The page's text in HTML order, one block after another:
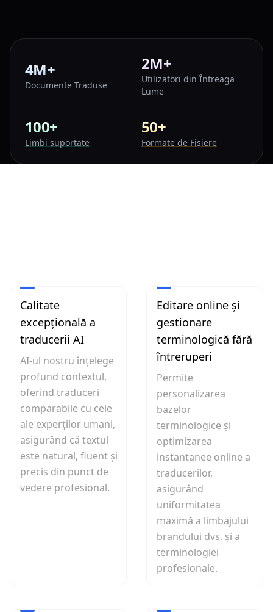
4M+
Documente Traduse
2M+
Utilizatori din Întreaga
Lume
100+
Limbi suportate
50+
Formate de Fișiere
Calitate
excepțională a
traducerii AI
AI-ul nostru înțelege
profund contextul,
oferind traduceri
comparabile cu cele
ale experților umani,
asigurând că textul
este natural, fluent și
precis din punct de
vedere profesional.
Editare online și
gestionare
terminologică fără
întreruperi
Permite
personalizarea
bazelor
terminologice și
optimizarea
instantanee online a
traducerilor,
asigurând
uniformitatea
maximă a limbajului
brandului dvs. și a
terminologiei
profesionale.